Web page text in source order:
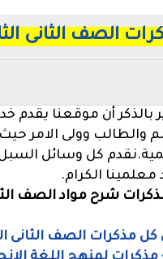
الصف الثانى
بالذكر أن موقعنا يقدم
والطالب وولى الامر
كل وسائل
الكرام.
شرح مواد الصف
مذكرات الصف الثانى